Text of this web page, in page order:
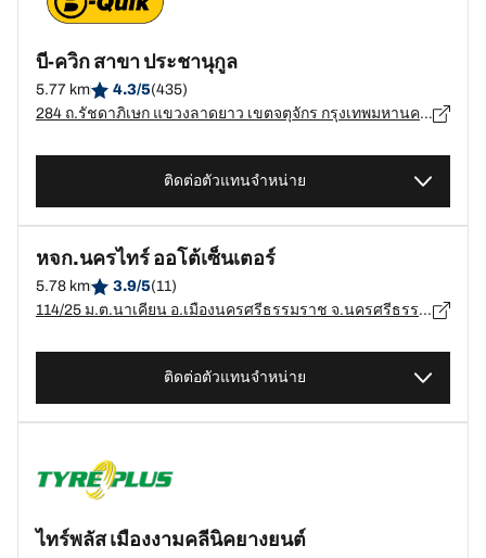
บี-ควิก สาขา ประชานุกูล
5.77 km 4.3/5(435)
284 ถ.รัชดาภิเษก แขวงลาดยาว เขตจตุจักร กรุงเทพมหานคร, กรุงเทพมหานคร - 10900
ติดต่อตัวแทนจำหน่าย
หจก.นครไทร์ ออโต้เซ็นเตอร์
5.78 km 3.9/5(11)
114/25 ม.ต.นาเคียน อ.เมืองนครศรีธรรมราช จ.นครศรีธรรมราช, นครศรีธรรมราช - 80000
ติดต่อตัวแทนจำหน่าย
ไทร์พลัส เมืองงามคลีนิคยางยนต์